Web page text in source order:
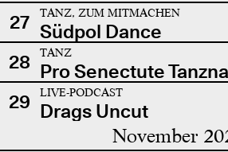
27 TANZ, ZUM MITMACHEN
Südpol Dance
28
TANZ
Pro Senectute
29
LIVE-PODCAST
Drags Uncut
November